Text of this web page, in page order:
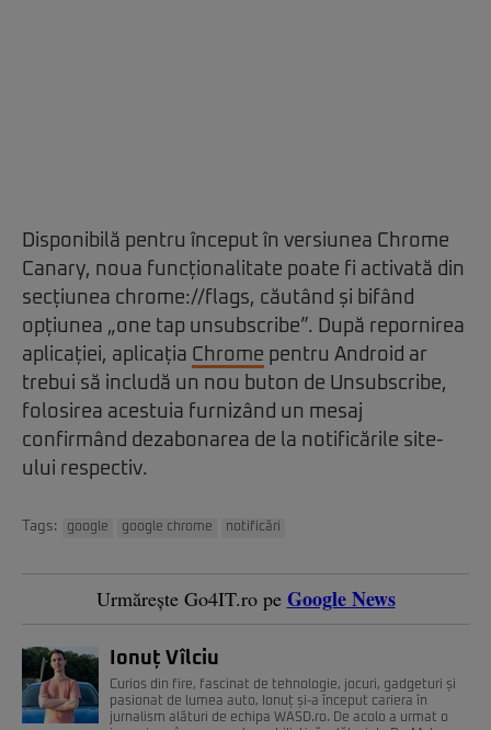
Disponibilă pentru început în versiunea Chrome
Canary, noua funcționalitate poate fi activată din
secțiunea chrome://flags, căutând și bifând
opțiunea „one tap unsubscribe”. După repornirea
aplicației, aplicația Chrome pentru Android ar
trebui să includă un nou buton de Unsubscribe,
folosirea acestuia furnizând un mesaj
confirmând dezabonarea de la notificările site-
ului respectiv.
Tags: google google chrome notificări
Urmărește Go4IT.ro pe Google News
Ionuț Vîlciu
Curios din fire, fascinat de tehnologie, jocuri, gadgeturi și
pasionat de lumea auto, Ionuț și-a început cariera în
jurnalism alături de echipa WASD.ro. De acolo a urmat o